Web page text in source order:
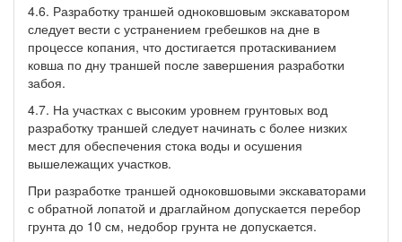
4.6. Разработку траншей одноковшовым экскаватором
следует вести с устранением гребешков на дне в
процессе копания, что достигается протаскиванием
ковша по дну траншей после завершения разработки
забоя.
4.7. На участках с высоким уровнем грунтовых вод
разработку траншей следует начинать с более низких
мест для обеспечения стока воды и осушения
вышележащих участков.
При разработке траншей одноковшовыми экскаваторами
с обратной лопатой и драглайном допускается перебор
грунта до 10 см, недобор грунта не допускается.